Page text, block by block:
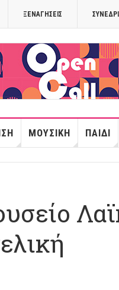
ΞΕΝΑΓΉΣΕΙΣ
ΜΟΥΣΙΚΉ ΠΑΙΔΊ